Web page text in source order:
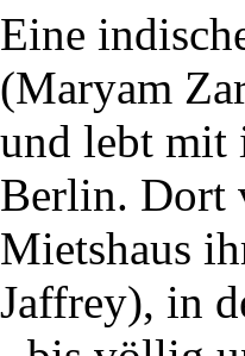
Eine
(Maryam
und lebt mit
Berlin. Dort
Mietshaus
Jaffrey), in